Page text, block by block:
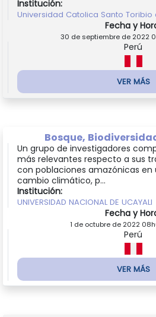
Institución:
Universidad Catolica Santo Toribio
Fecha y
30 de septiembre de 2022
Perú
VER MÁS
Bosque,
Un grupo de investigadores
más relevantes respecto a sus
con poblaciones amazónicas
cambio climático, p...
Institución:
UNIVERSIDAD NACIONAL DE UCAYALI
Fecha y
1 de octubre de 2022
Perú
VER MÁS